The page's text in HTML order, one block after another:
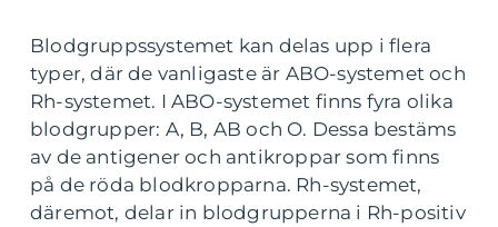
Blodgruppssystemet kan delas upp i flera
typer, där de vanligaste är ABO-systemet och
Rh-systemet. I ABO-systemet finns fyra olika
blodgrupper: A, B, AB och O. Dessa bestäms
av de antigener och antikroppar som finns
på de röda blodkropparna. Rh-systemet,
däremot, delar in blodgrupperna i Rh-positiv